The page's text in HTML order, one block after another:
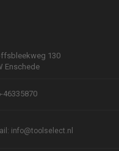
130
Enschede
46335870
info@toolselect.nl